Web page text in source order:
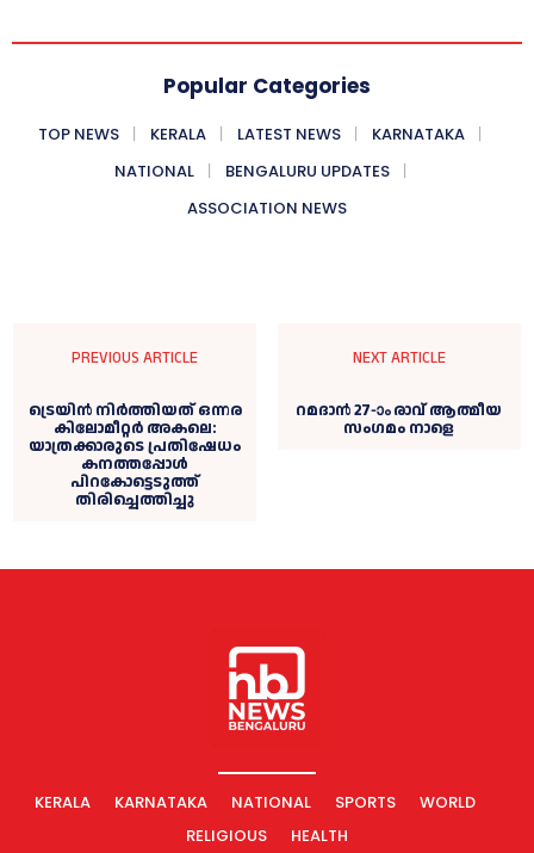
Popular Categories
TOP NEWS KERALA LATEST NEWS
KARNATAKA
NATIONAL
BENGALURU UPDATES
ASSOCIATION NEWS
PREVIOUS ARTICLE
ട്രെയിൻ നിർത്തിയത് ഒന്നര
കിലോമീറ്റർ അകലെ:
യാത്രക്കാരുടെ പ്രതിഷേധം
കനത്തപ്പോൾ
പിറകോട്ടെടുത്ത്
തിരിച്ചെത്തിച്ചു
NEXT ARTICLE
റമദാന്‍ 27-ാം രാവ് ആത്മീയ
സംഗമം നാളെ
KERALA KARNATAKA NATIONAL SPORTS
WORLD
RELIGIOUS
HEALTH